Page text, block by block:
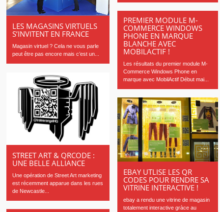
LES MAGASINS VIRTUELS
S’INVITENT EN FRANCE
Magasin virtuel ? Cela ne vous parle
peut être pas encore mais c’est un...
PREMIER MODULE M-
COMMERCE WINDOWS
PHONE EN MARQUE
BLANCHE AVEC
MOBILACTIF !
Les résultats du premier module M-
Commerce Windows Phone en
marque avec MobilActif Début mai...
STREET ART & QRCODE :
UNE BELLE ALLIANCE
Une opération de Street Art marketing
est récemment apparue dans les rues
de Newcastle...
EBAY UTLISE LES QR
CODES POUR RENDRE SA
VITRINE INTERACTIVE !
ebay a rendu une vitrine de magasin
totalement interactive gràce au